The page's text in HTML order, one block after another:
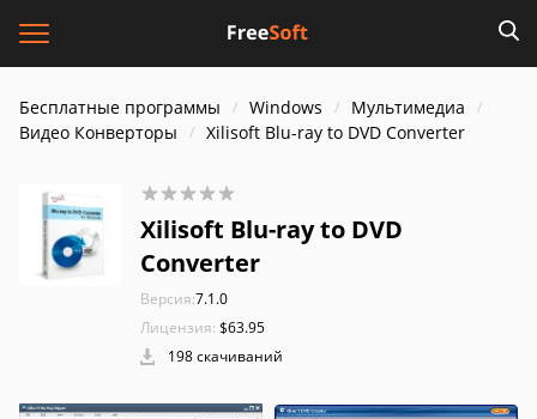
Бесплатные программы Windows
Мультимедиа
Видео Конверторы
Xilisoft Blu-ray to DVD Converter
Xilisoft Blu-ray to DVD
Converter
Версия:7.1.0
Лицензия: $63.95
198 скачиваний